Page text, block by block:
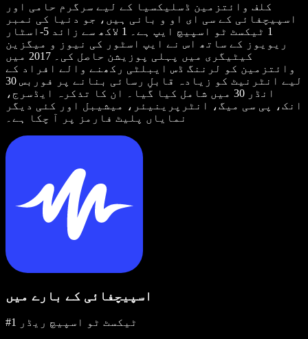
کلف وائتزمین ڈسلیکسیا کے لیے سرگرم حامی اور
اسپیچفائی کے سی ای او و بانی ہیں، جو دنیا کی نمبر
1 ٹیکسٹ ٹو اسپیچ ایپ ہے۔ 1 لاکھ سے زائد 5-اسٹار
ریویوز کے ساتھ اس نے ایپ اسٹور کی نیوز و میگزین
کیٹیگری میں پہلی پوزیشن حاصل کی۔ 2017 میں
وائتزمین کو لرننگ ڈس ایبلٹی رکھنے والے افراد کے
لیے انٹرنیٹ کو زیادہ قابلِ رسائی بنانے پر فوربس 30
انڈر 30 میں شامل کیا گیا۔ ان کا تذکرہ ایڈسرج،
انک، پی سی میگ، انٹرپرینیئر، میشیبل اور کئی دیگر
نمایاں پلیٹ فارمز پر آ چکا ہے۔
اسپیچفائی کے بارے میں
#1 ٹیکسٹ ٹو اسپیچ ریڈر